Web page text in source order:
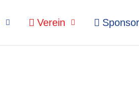
Verein